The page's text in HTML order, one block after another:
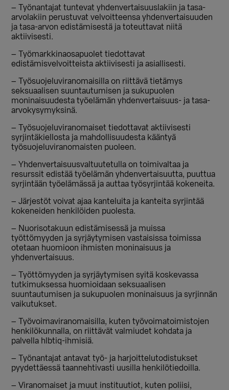
– Työnantajat tuntevat yhdenvertaisuuslakiin ja tasa-
arvolakiin perustuvat velvoitteensa yhdenvertaisuuden
ja tasa-arvon edistämisestä ja toteuttavat niitä
aktiivisesti.
– Työmarkkinaosapuolet tiedottavat
edistämisvelvoitteista aktiivisesti ja asiallisesti.
– Työsuojeluviranomaisilla on riittävä tietämys
seksuaalisen suuntautumisen ja sukupuolen
moninaisuudesta työelämän yhdenvertaisuus- ja tasa-
arvokysymyksinä.
– Työsuojeluviranomaiset tiedottavat aktiivisesti
syrjintäkiellosta ja mahdollisuudesta kääntyä
työsuojeluviranomaisten puoleen.
– Yhdenvertaisuusvaltuutetulla on toimivaltaa ja
resurssit edistää työelämän yhdenvertaisuutta, puuttua
syrjintään työelämässä ja auttaa työsyrjintää kokeneita.
– Järjestöt voivat ajaa kanteluita ja kanteita syrjintää
kokeneiden henkilöiden puolesta.
– Nuorisotakuun edistämisessä ja muissa
työttömyyden ja syrjäytymisen vastaisissa toimissa
otetaan huomioon ihmisten moninaisuus ja
yhdenvertaisuus.
– Työttömyyden ja syrjäytymisen syitä koskevassa
tutkimuksessa huomioidaan seksuaalisen
suuntautumisen ja sukupuolen moninaisuus ja syrjinnän
vaikutukset.
– Työvoimaviranomaisilla, kuten työvoimatoimistojen
henkilökunnalla, on riittävät valmiudet kohdata ja
palvella hlbtiq-ihmisiä.
– Työnantajat antavat työ- ja harjoittelutodistukset
pyydettäessä taannehtivasti uusilla henkilötiedoilla.
– Viranomaiset ja muut instituutiot, kuten poliisi,